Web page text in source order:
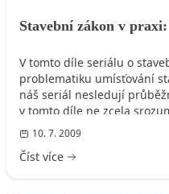
Stavební zákon v
V tomto díle seriálu o
problematiku umísťování
náš seriál nesledují
v tomto díle ne zcela
možno dohledat v
na těchto stránkách.
10. 7. 2009
Číst více